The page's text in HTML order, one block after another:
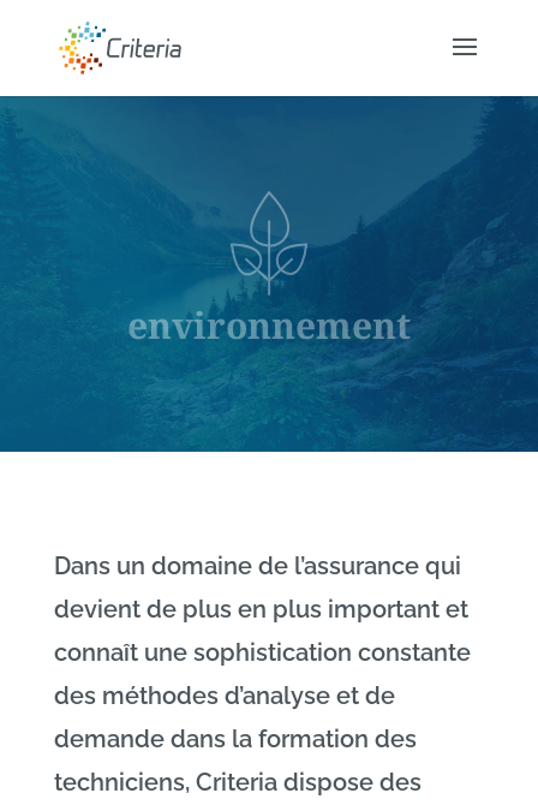
environnement
Dans un domaine de l’assurance qui
devient de plus en plus important et
connaît une sophistication constante
des méthodes d’analyse et de
demande dans la formation des
techniciens, Criteria dispose des